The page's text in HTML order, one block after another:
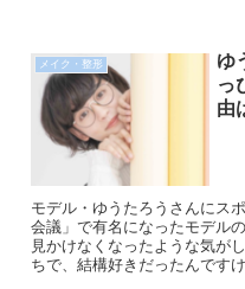
メイク・整形
ゆ
っ
由
モデル・ゆうたろうさんにス
会議」で有名になったモデル
見かけなくなったような気が
ちで、結構好きだったんです